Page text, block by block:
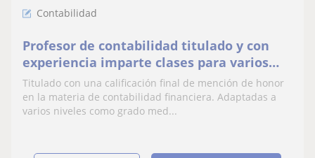
Contabilidad
Profesor de contabilidad titulado y con
experiencia imparte clases para varios
niveles y edades
Titulado con una calificación final de mención de honor
en la materia de contabilidad financiera. Adaptadas a
varios niveles como grado med...